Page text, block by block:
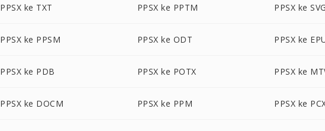
PPSX ke TXT PPSX ke PPTM PPSX ke SVG
PPSX ke PPSM PPSX ke ODT PPSX ke
PPSX ke PDB PPSX ke POTX PPSX ke
PPSX ke DOCM PPSX ke PPM PPSX ke